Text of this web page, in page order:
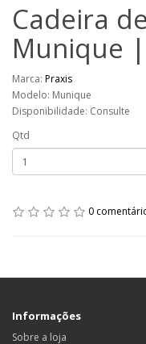
Cadeira
Munique
Marca: Praxis
Modelo: Munique
Disponibilidade: Consulte
Qtd
0
Informações
Sobre a loja